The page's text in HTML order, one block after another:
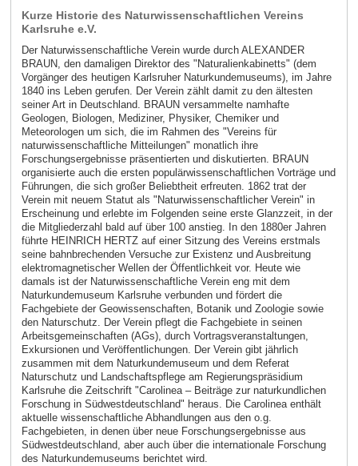
Kurze Historie des Naturwissenschaftlichen Vereins
Karlsruhe e.V.
Der Naturwissenschaftliche Verein wurde durch ALEXANDER
BRAUN, den damaligen Direktor des "Naturalienkabinetts" (dem
Vorgänger des heutigen Karlsruher Naturkundemuseums), im Jahre
1840 ins Leben gerufen. Der Verein zählt damit zu den ältesten
seiner Art in Deutschland. BRAUN versammelte namhafte
Geologen, Biologen, Mediziner, Physiker, Chemiker und
Meteorologen um sich, die im Rahmen des "Vereins für
naturwissenschaftliche Mitteilungen" monatlich ihre
Forschungsergebnisse präsentierten und diskutierten. BRAUN
organisierte auch die ersten populärwissenschaftlichen Vorträge und
Führungen, die sich großer Beliebtheit erfreuten. 1862 trat der
Verein mit neuem Statut als "Naturwissenschaftlicher Verein" in
Erscheinung und erlebte im Folgenden seine erste Glanzzeit, in der
die Mitgliederzahl bald auf über 100 anstieg. In den 1880er Jahren
führte HEINRICH HERTZ auf einer Sitzung des Vereins erstmals
seine bahnbrechenden Versuche zur Existenz und Ausbreitung
elektromagnetischer Wellen der Öffentlichkeit vor. Heute wie
damals ist der Naturwissenschaftliche Verein eng mit dem
Naturkundemuseum Karlsruhe verbunden und fördert die
Fachgebiete der Geowissenschaften, Botanik und Zoologie sowie
den Naturschutz. Der Verein pflegt die Fachgebiete in seinen
Arbeitsgemeinschaften (AGs), durch Vortragsveranstaltungen,
Exkursionen und Veröffentlichungen. Der Verein gibt jährlich
zusammen mit dem Naturkundemuseum und dem Referat
Naturschutz und Landschaftspflege am Regierungspräsidium
Karlsruhe die Zeitschrift "Carolinea – Beiträge zur naturkundlichen
Forschung in Südwestdeutschland" heraus. Die Carolinea enthält
aktuelle wissenschaftliche Abhandlungen aus den o.g.
Fachgebieten, in denen über neue Forschungsergebnisse aus
Südwestdeutschland, aber auch über die internationale Forschung
des Naturkundemuseums berichtet wird.